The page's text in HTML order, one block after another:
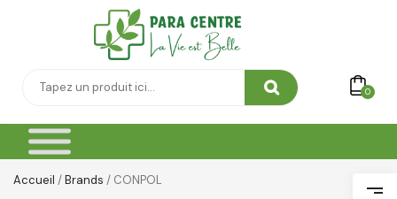
0
Accueil /Brands / CONPOL